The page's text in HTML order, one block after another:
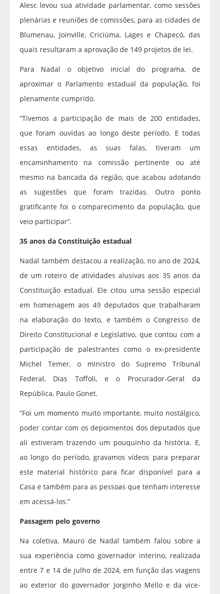
Alesc levou sua atividade parlamentar, como sessões
plenárias e reuniões de comissões, para as cidades de
Blumenau, Joinville, Criciúma, Lages e Chapecó, das
quais resultaram a aprovação de 149 projetos de lei.
Para Nadal o objetivo inicial do programa, de
aproximar o Parlamento estadual da população, foi
plenamente cumprido.
“Tivemos a participação de mais de 200 entidades,
que foram ouvidas ao longo deste período. E todas
essas entidades, as suas falas, tiveram um
encaminhamento na comissão pertinente ou até
mesmo na bancada da região, que acabou adotando
as sugestões que foram trazidas. Outro ponto
gratificante foi o comparecimento da população, que
veio participar”.
35 anos da Constituição estadual
Nadal também destacou a realização, no ano de 2024,
de um roteiro de atividades alusivas aos 35 anos da
Constituição estadual. Ele citou uma sessão especial
em homenagem aos 49 deputados que trabalharam
na elaboração do texto, e também o Congresso de
Direito Constitucional e Legislativo, que contou com a
participação de palestrantes como o ex-presidente
Michel Temer, o ministro do Supremo Tribunal
Federal, Dias Toffoli, e o Procurador-Geral da
República, Paulo Gonet.
“Foi um momento muito importante, muito nostálgico,
poder contar com os depoimentos dos deputados que
ali estiveram trazendo um pouquinho da história. E,
ao longo do período, gravamos vídeos para preparar
este material histórico para ficar disponível para a
Casa e também para as pessoas que tenham interesse
em acessá-los.”
Passagem pelo governo
Na coletiva, Mauro de Nadal também falou sobre a
sua experiência como governador interino, realizada
entre 7 e 14 de julho de 2024, em função das viagens
ao exterior do governador Jorginho Mello e da vice-